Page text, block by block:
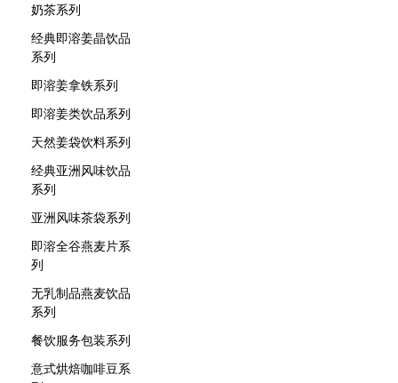
奶茶系列
经典即溶姜晶饮品
系列
即溶姜拿铁系列
即溶姜类饮品系列
天然姜袋饮料系列
经典亚洲风味饮品
系列
亚洲风味茶袋系列
即溶全谷燕麦片系
列
无乳制品燕麦饮品
系列
餐饮服务包装系列
意式烘焙咖啡豆系